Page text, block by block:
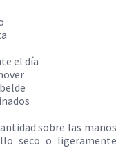
el día
sobre las manos
seco o ligeramente